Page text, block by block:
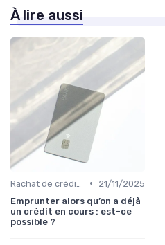
À lire aussi
•
21/11/2025
Emprunter alors qu’on a déjà
un crédit en cours : est-ce
possible ?